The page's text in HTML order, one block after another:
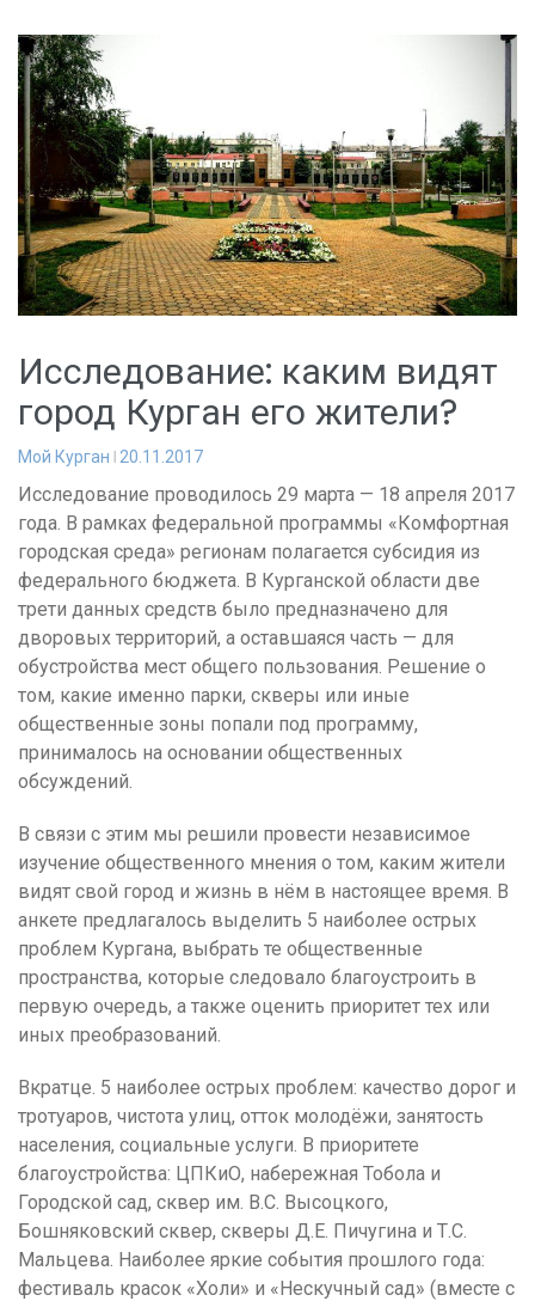
Исследование: каким видят
город Курган его жители?
Мой Курган 20.11.2017
Исследование проводилось 29 марта — 18 апреля 2017
года. В рамках федеральной программы «Комфортная
городская среда» регионам полагается субсидия из
федерального бюджета. В Курганской области две
трети данных средств было предназначено для
дворовых территорий, а оставшаяся часть — для
обустройства мест общего пользования. Решение о
том, какие именно парки, скверы или иные
общественные зоны попали под программу,
принималось на основании общественных
обсуждений.
В связи с этим мы решили провести независимое
изучение общественного мнения о том, каким жители
видят свой город и жизнь в нём в настоящее время. В
анкете предлагалось выделить 5 наиболее острых
проблем Кургана, выбрать те общественные
пространства, которые следовало благоустроить в
первую очередь, а также оценить приоритет тех или
иных преобразований.
Вкратце. 5 наиболее острых проблем: качество дорог и
тротуаров, чистота улиц, отток молодёжи, занятость
населения, социальные услуги. В приоритете
благоустройства: ЦПКиО, набережная Тобола и
Городской сад, сквер им. В.С. Высоцкого,
Бошняковский сквер, скверы Д.Е. Пичугина и Т.С.
Мальцева. Наиболее яркие события прошлого года:
фестиваль красок «Холи» и «Нескучный сад» (вместе с